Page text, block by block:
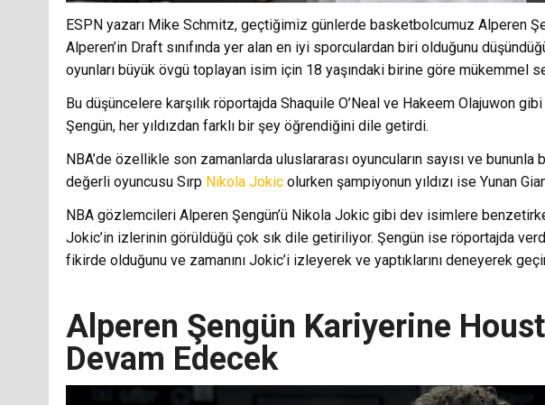
ESPN yazarı Mike Schmitz, geçtiğimiz günlerde basketbolcumuz Alperen
Alperen’in Draft sınıfında yer alan en iyi sporculardan biri olduğunu
oyunları büyük övgü toplayan isim için 18 yaşındaki birine göre mükemmel
Bu düşüncelere karşılık röportajda Shaquile O’Neal ve Hakeem Olajuwon
Şengün, her yıldızdan farklı bir şey öğrendiğini dile getirdi.
NBA’de özellikle son zamanlarda uluslararası oyuncuların sayısı ve bununla
değerli oyuncusu Sırp Nikola Jokicolurken şampiyonun yıldızı ise Yunan
NBA gözlemcileri Alperen Şengün’ü Nikola Jokic gibi dev isimlere
Jokic’in izlerinin görüldüğü çok sık dile getiriliyor. Şengün ise röportajda
fikirde olduğunu ve zamanını Jokic’i izleyerek ve yaptıklarını deneyerek
Alperen Şengün Kariyerine
Devam Edecek